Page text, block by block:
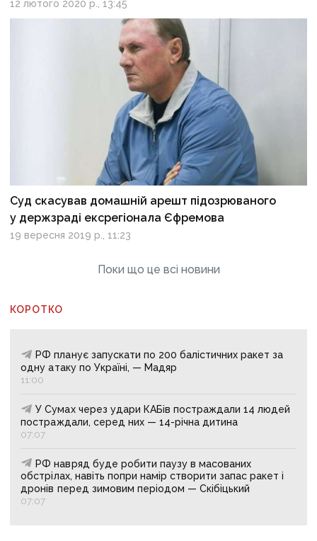
12 лютого 2020 р., 13:45
Суд скасував домашній арешт підозрюваного
у держзраді ексрегіонала Єфремова
19 вересня 2019 р., 11:23
Поки що це всі новини
КОРОТКО
РФ планує запускати по 200 балістичних ракет за
одну атаку по Україні, — Мадяр
11:00
У Сумах через удари КАБів постраждали 14 людей
постраждали, серед них — 14-річна дитина
07:07
РФ навряд буде робити паузу в масованих
обстрілах, навіть попри намір створити запас ракет і
дронів перед зимовим періодом — Скібіцький
07:07